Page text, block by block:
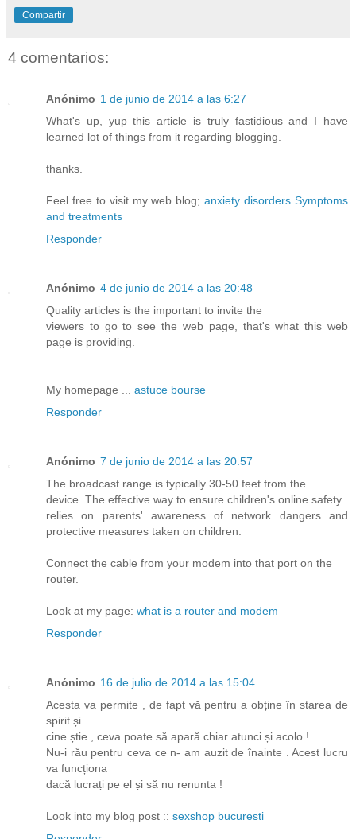
Compartir
4 comentarios:
Anónimo 1 de junio de 2014 a las 6:27
What's up, yup this article is truly fastidious and I have
learned lot of things from it regarding blogging.
thanks.
Feel free to visit my web blog;anxiety disorders Symptoms
and treatments
Responder
Anónimo 4 de junio de 2014 a las 20:48
Quality articles is the important to invite the
viewers to go to see the web page, that's what this web
page is providing.
My homepage ... astuce bourse
Responder
Anónimo 7 de junio de 2014 a las 20:57
The broadcast range is typically 30-50 feet from the
device. The effective way to ensure children's online safety
relies on parents' awareness of network dangers and
protective measures taken on children.
Connect the cable from your modem into that port on the
router.
Look at my page: what is a router and modem
Responder
Anónimo 16 de julio de 2014 a las 15:04
Acesta va permite , de fapt vă pentru a obține în starea de
spirit și
cine știe , ceva poate să apară chiar atunci și acolo !
Nu-i rău pentru ceva ce n- am auzit de înainte . Acest lucru
va funcționa
dacă lucrați pe el și să nu renunta !
Look into my blog post :: sexshop bucuresti